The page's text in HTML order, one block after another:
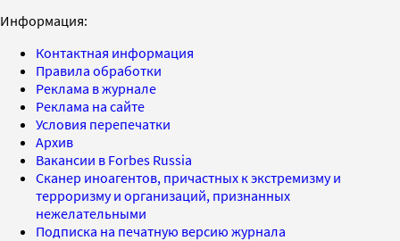
Информация:
Контактная информация
Правила обработки
Реклама в журнале
Реклама на сайте
Условия перепечатки
Архив
Вакансии в Forbes Russia
Сканер иноагентов, причастных к экстремизму и
терроризму и организаций, признанных
нежелательными
Подписка на печатную версию журнала